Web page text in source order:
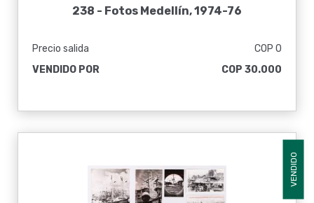
238 - Fotos Medellín, 1974-76
Precio salida
COP 0
VENDIDO POR
COP 30.000
VENDIDO